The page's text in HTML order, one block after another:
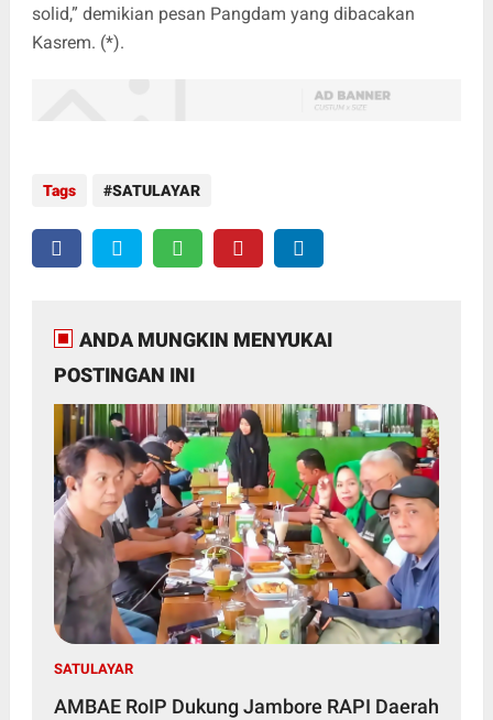
solid,” demikian pesan Pangdam yang dibacakan
Kasrem. (*).
Tags SATULAYAR
ANDA MUNGKIN MENYUKAI
POSTINGAN INI
SATULAYAR
AMBAE RoIP Dukung Jambore RAPI Daerah